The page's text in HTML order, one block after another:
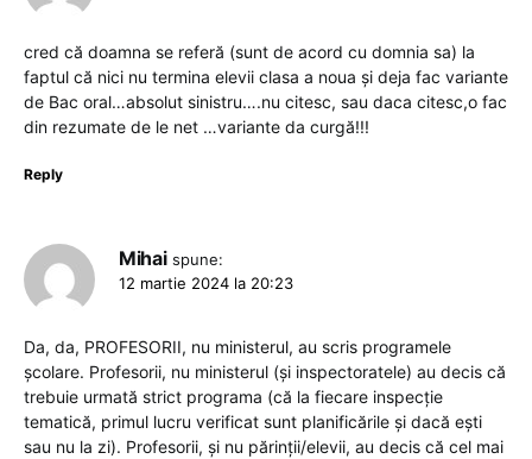
cred că doamna se referă (sunt de acord cu domnia sa) la
faptul că nici nu termina elevii clasa a noua și deja fac variante
de Bac oral…absolut sinistru….nu citesc, sau daca citesc,o fac
din rezumate de le net …variante da curgă!!!
Reply
Mihai spune:
12 martie 2024 la 20:23
Da, da, PROFESORII, nu ministerul, au scris programele
școlare. Profesorii, nu ministerul (și inspectoratele) au decis că
trebuie urmată strict programa (că la fiecare inspecție
tematică, primul lucru verificat sunt planificările și dacă ești
sau nu la zi). Profesorii, și nu părinții/elevii, au decis că cel mai